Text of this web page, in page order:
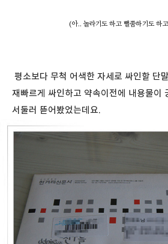
(아.. 놀라기도 하고 뻘쭘하기도 하
평소보다 무척 어색한 자세로 싸인할 단
재빠르게 싸인하고 약속이전에 내용물이
서둘러 뜯어봤었는데요.